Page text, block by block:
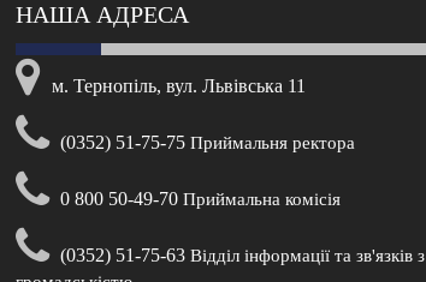
НАША АДРЕСА
м. Тернопіль, вул. Львівська 11
(0352) 51-75-75 Приймальня ректора
0 800 50-49-70 Приймальна комісія
(0352) 51-75-63 Відділ інформації та зв'язків з